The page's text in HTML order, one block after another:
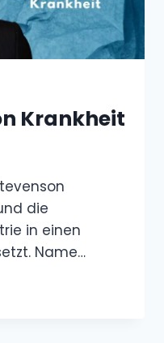
Krankheit hat
in einen